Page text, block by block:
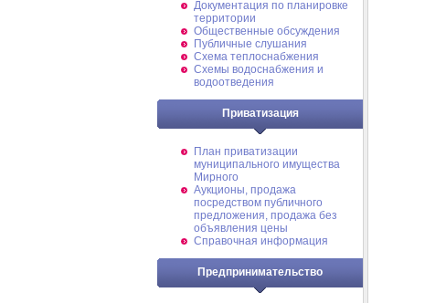
Документация по планировке
территории
Общественные обсуждения
Публичные слушания
Схема теплоснабжения
Схемы водоснабжения и
водоотведения
Приватизация
План приватизации
муниципального имущества
Мирного
Аукционы, продажа
посредством публичного
предложения, продажа без
объявления цены
Справочная информация
Предпринимательство